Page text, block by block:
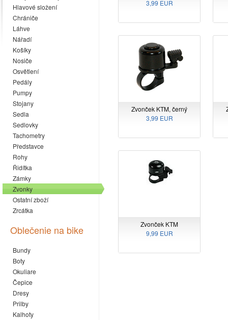
Hlavové složení
Chrániče
Láhve
Nářadí
Košíky
Nosiče
Osvětlení
Pedály
Pumpy
Stojany
Sedla
Sedlovky
Tachometry
Představce
Rohy
Řidítka
Zámky
Zvonky
Ostatní zboží
Zrcátka
Oblečenie na bike
Bundy
Boty
Okuliare
Čepice
Dresy
Prilby
Kalhoty
3,99 EUR
Zvonček KTM, černý
3,99 EUR
Zvonček KTM
9,99 EUR